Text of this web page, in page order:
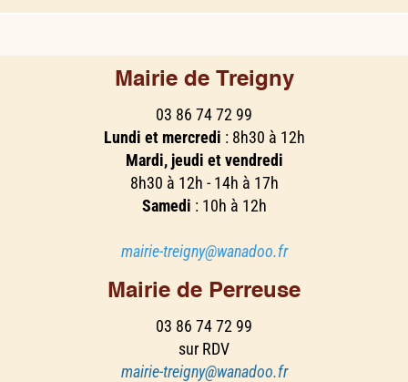
Mairie de Treigny
03 86 74 72 99
Lundi et mercredi : 8h30 à 12h
Mardi, jeudi et vendredi
8h30 à 12h - 14h à 17h
Samedi : 10h à 12h
mairie-treigny@wanadoo.fr
Mairie de Perreuse
03 86 74 72 99
sur RDV
mairie-treigny@wanadoo.fr